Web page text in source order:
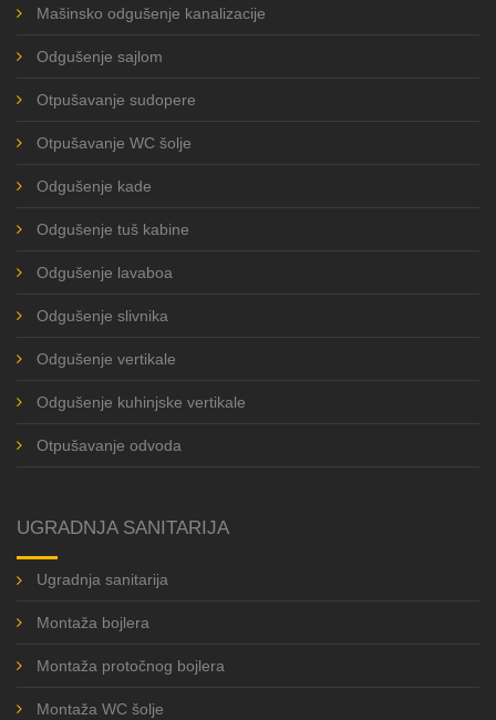
Mašinsko odgušenje kanalizacije
Odgušenje sajlom
Otpušavanje sudopere
Otpušavanje WC šolje
Odgušenje kade
Odgušenje tuš kabine
Odgušenje lavaboa
Odgušenje slivnika
Odgušenje vertikale
Odgušenje kuhinjske vertikale
Otpušavanje odvoda
UGRADNJA SANITARIJA
Ugradnja sanitarija
Montaža bojlera
Montaža protočnog bojlera
Montaža WC šolje